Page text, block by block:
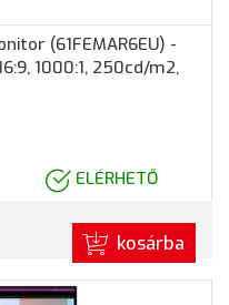
(61FEMAR6EU) -
1000:1, 250cd/m2,
ELÉRHETŐ
kosárba